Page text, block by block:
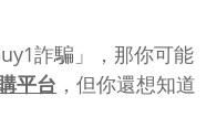
詐騙」，那你可能
平台 ，但你還想知道